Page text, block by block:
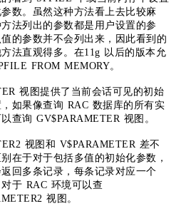
数。虽然这种方法看上去比较麻
法列出的参数都是用户设置的参
的参数并不会列出来，因此看到的
法直观得多。在11g 以后的版本允
FROM MEMORY。
视图提供了当前会话可见的初始
如果像查询 RAC 数据库的所有实
查询 GV$PARAMETER 视图。
视图和 V$PARAMETER 差不
在于对于包括多值的初始化参数，
回多条记录，每条记录对应一个
于 RAC 环境可以查
视图。